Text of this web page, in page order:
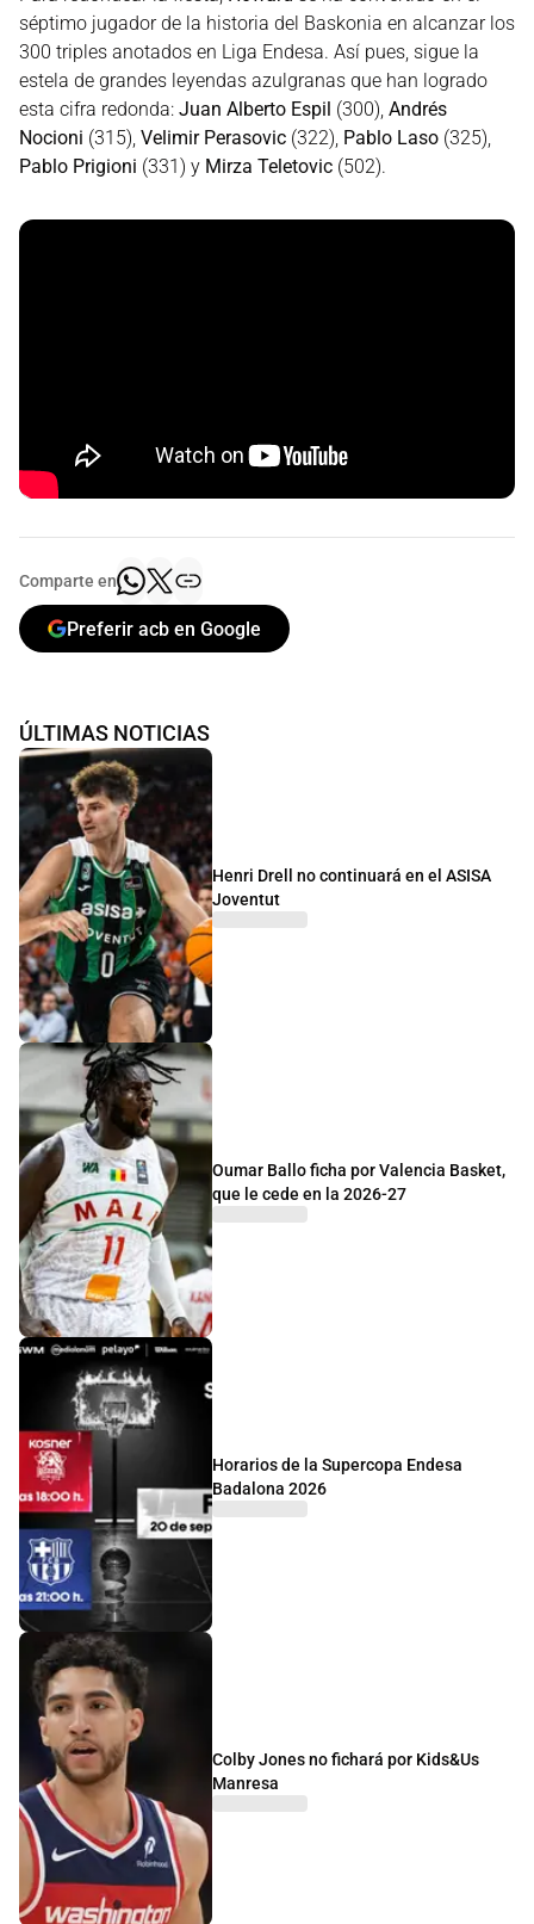
séptimo jugador de la historia del Baskonia en alcanzar los
300 triples anotados en Liga Endesa. Así pues, sigue la
estela de grandes leyendas azulgranas que han logrado
esta cifra redonda: Juan Alberto Espil (300), Andrés
Nocioni (315), Velimir Perasovic (322), Pablo Laso (325),
Pablo Prigioni (331) y Mirza Teletovic (502).
Comparte en
Preferir acb en Google
ÚLTIMAS NOTICIAS
Henri Drell no continuará en el ASISA
Joventut
Oumar Ballo ficha por Valencia Basket,
que le cede en la 2026-27
Horarios de la Supercopa Endesa
Badalona 2026
Colby Jones no fichará por Kids&Us
Manresa